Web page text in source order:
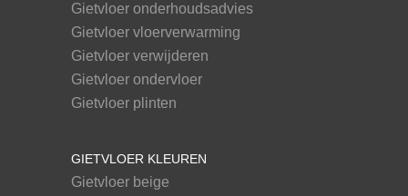
Gietvloer onderhoudsadvies
Gietvloer vloerverwarming
Gietvloer verwijderen
Gietvloer ondervloer
Gietvloer plinten
GIETVLOER KLEUREN
Gietvloer beige